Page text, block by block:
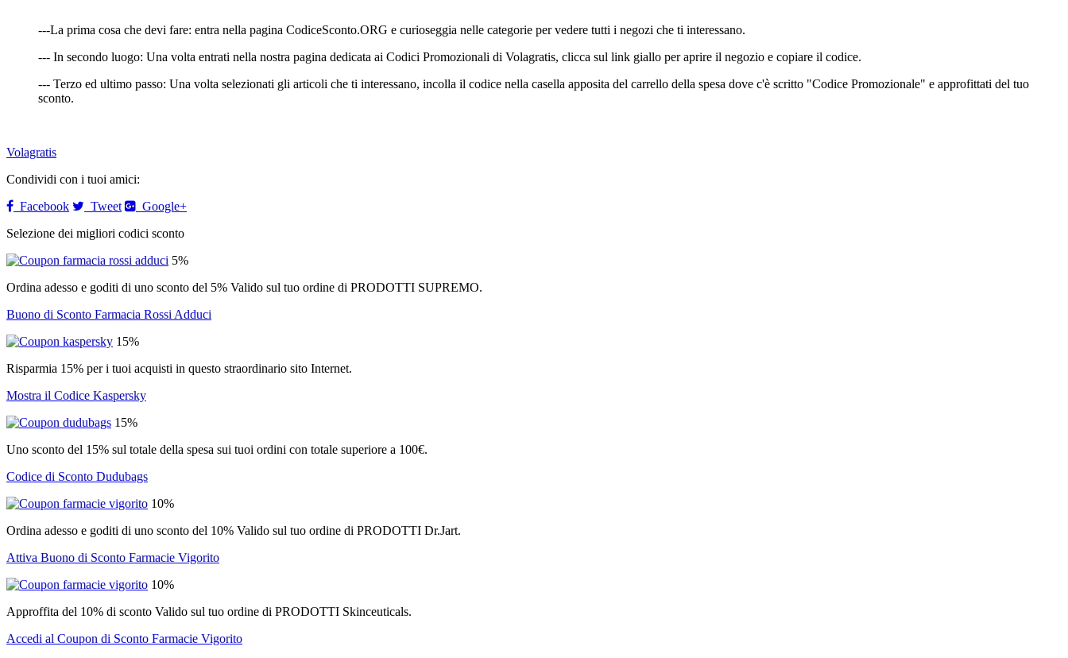
---La prima cosa che devi fare: entra nella pagina CodiceSconto.ORG e curioseggia nelle categorie per vedere tutti i negozi che ti interessano.
--- In secondo luogo: Una volta entrati nella nostra pagina dedicata ai Codici Promozionali di Volagratis, clicca sul link giallo per aprire il negozio e copiare il codice.
--- Terzo ed ultimo passo: Una volta selezionati gli articoli che ti interessano, incolla il codice nella casella apposita del carrello della spesa dove c'è scritto "Codice Promozionale" e approfittati del tuo
sconto.
Volagratis
Condividi con i tuoi amici:
Facebook
Tweet
Google+
Selezione dei migliori codici sconto
5%
Ordina adesso e goditi di uno sconto del 5% Valido sul tuo ordine di PRODOTTI SUPREMO.
Buono di Sconto Farmacia Rossi Adduci
15%
Risparmia 15% per i tuoi acquisti in questo straordinario sito Internet.
Mostra il Codice Kaspersky
15%
Uno sconto del 15% sul totale della spesa sui tuoi ordini con totale superiore a 100€.
Codice di Sconto Dudubags
10%
Ordina adesso e goditi di uno sconto del 10% Valido sul tuo ordine di PRODOTTI Dr.Jart.
Attiva Buono di Sconto Farmacie Vigorito
10%
Approffita del 10% di sconto Valido sul tuo ordine di PRODOTTI Skinceuticals.
Accedi al Coupon di Sconto Farmacie Vigorito